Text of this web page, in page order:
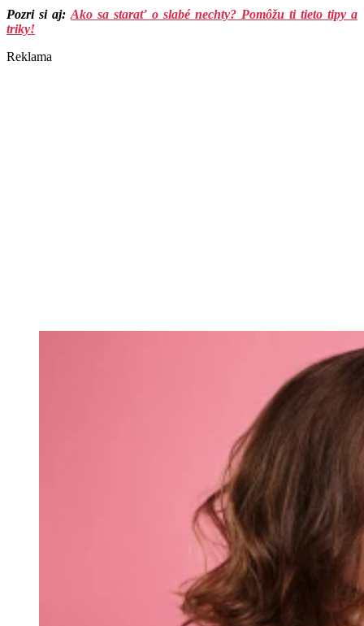
Pozri si aj:Ako sa starať o slabé nechty? Pomôžu ti tieto tipy a
triky!
Reklama